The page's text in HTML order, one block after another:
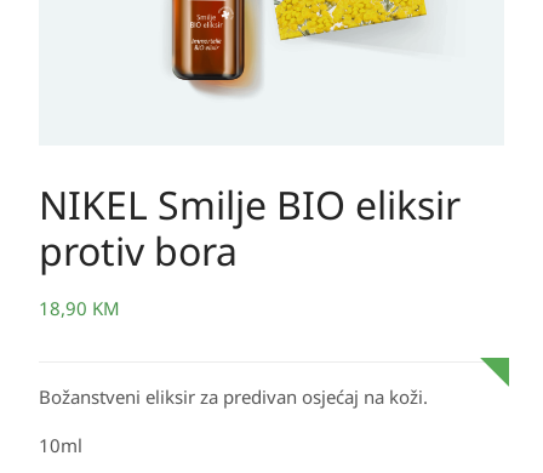
NIKEL Smilje BIO eliksir
protiv bora
18,90 KM
Božanstveni eliksir za predivan osjećaj na koži.
10ml